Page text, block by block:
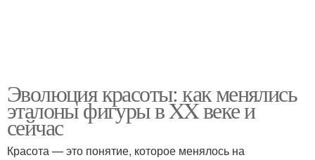
Эволюция красоты: как менялись
эталоны фигуры в XX веке и
сейчас
Красота — это понятие, которое менялось на